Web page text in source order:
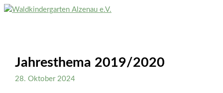
Zum
Jahresthema 2019/2020
28. Oktober 2024